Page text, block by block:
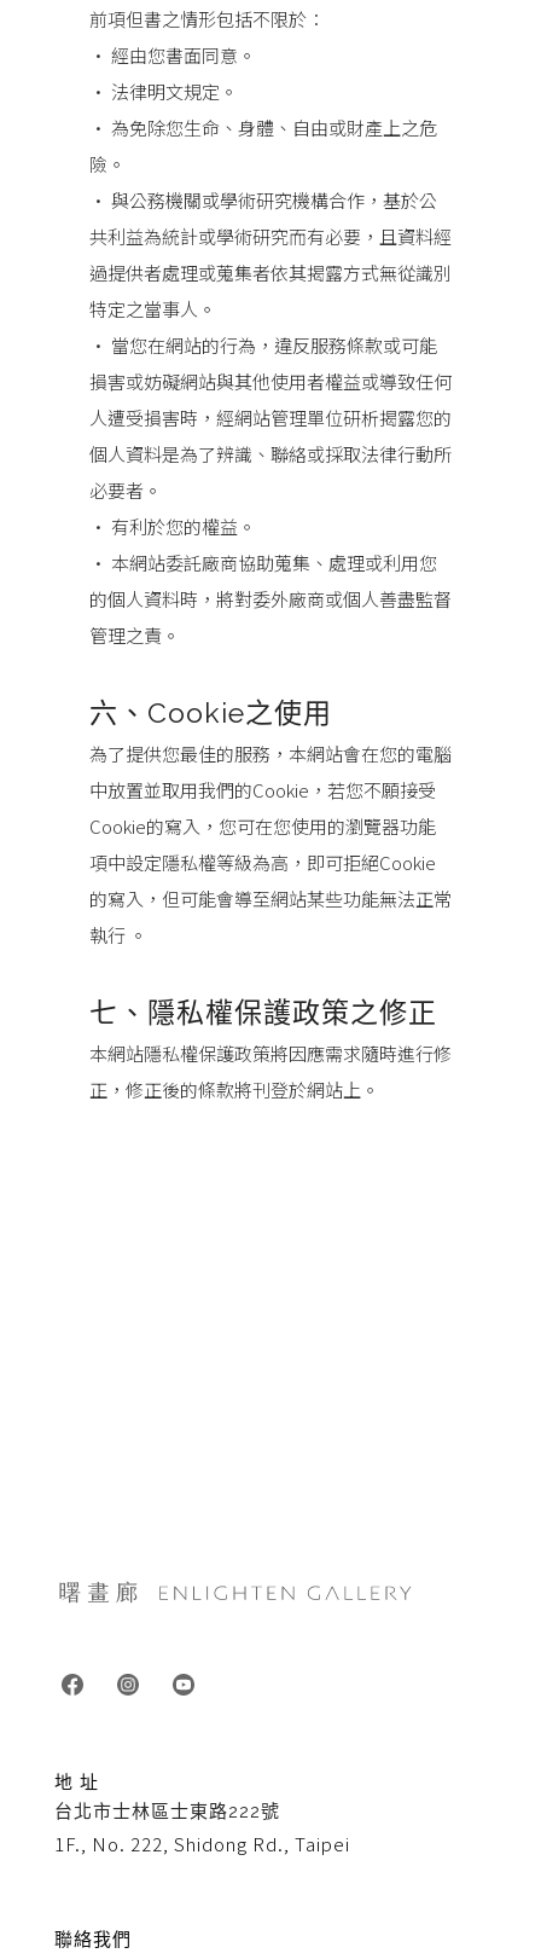
前項但書之情形包括不限於：
• 經由您書面同意。
• 法律明文規定。
• 為免除您生命、身體、自由或財產上之危
險。
• 與公務機關或學術研究機構合作，基於公
共利益為統計或學術研究而有必要，且資料經
過提供者處理或蒐集者依其揭露方式無從識別
特定之當事人。
• 當您在網站的行為，違反服務條款或可能
損害或妨礙網站與其他使用者權益或導致任何
人遭受損害時，經網站管理單位研析揭露您的
個人資料是為了辨識、聯絡或採取法律行動所
必要者。
• 有利於您的權益。
• 本網站委託廠商協助蒐集、處理或利用您
的個人資料時，將對委外廠商或個人善盡監督
管理之責。
六、Cookie之使用
為了提供您最佳的服務，本網站會在您的電腦
中放置並取用我們的Cookie，若您不願接受
Cookie的寫入，您可在您使用的瀏覽器功能
項中設定隱私權等級為高，即可拒絕Cookie
的寫入，但可能會導至網站某些功能無法正常
執行 。
七、隱私權保護政策之修正
本網站隱私權保護政策將因應需求隨時進行修
正，修正後的條款將刊登於網站上。
地 址
台北市士林區士東路222號
1F., No. 222, Shidong Rd., Taipei
聯絡我們